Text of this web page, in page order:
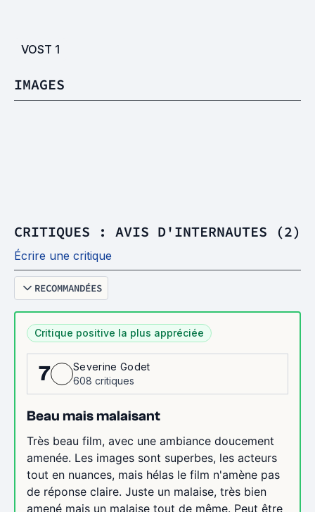
VOST 1
IMAGES
CRITIQUES : AVIS D'INTERNAUTES (2)
Écrire une critique
RECOMMANDÉES
Critique positive la plus appréciée
7
Severine Godet
608 critiques
Beau mais malaisant
Très beau film, avec une ambiance doucement
amenée. Les images sont superbes, les acteurs
tout en nuances, mais hélas le film n'amène pas
de réponse claire. Juste un malaise, très bien
amené mais un malaise tout de même. Peut être